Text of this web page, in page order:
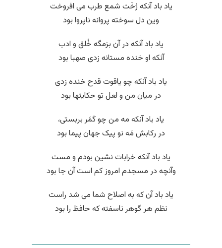
یاد باد آنکه رُخَت شمع طرب می افروخت
وین دل سوخته پروانه ناپروا بود
یاد باد آنکه در آن بزمگه خُلق و ادب
آنکه او خنده مستانه زدی صهبا بود
یاد باد آنکه چو یاقوت قدح خنده زدی
در میان من و لعل تو حکایتها بود
یاد باد آنکه مه من چو کَمَر بربستی،
در رکابش مَه نو پیک جهان پیما بود
یاد باد آنکه خرابات نشین بودم و مست
وآنچه در مسجدم امروز کم است آن جا بود
یاد باد آن که به اصلاح شما می شد راست
نظم هر گوهر ناسفته که حافظ را بود